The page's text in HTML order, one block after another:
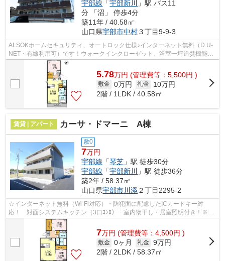
宇部線 「宇部新川
」駅 バス11
分 「沼」 停歩4分
築11年 / 40.58㎡
山口県宇部市中村３丁目9-9-3
ALSOKホームセキュリティ、オートロック仕様♪インターネット無料（D.U-
NET・有線利用可）です！ウォークインクローゼット、浴室一坪追焚機能
付、対面キッチン、エアコン2台付いてます！
5.78万円 (管理費等：5,500円 )
敷金 0万円 礼金
10万円
2階 / 1LDK / 40.58㎡
賃貸 | アパート カーサ・ドマーニ A棟
敷0
7万円
宇部線 「琴芝 」駅 徒歩30分
宇部線 「宇部新川
」駅 徒歩36分
築2年 / 58.37㎡
山口県宇部市川添２丁目2295-2
☆インターネット無料（Wi-Fi対応）・防犯面に配慮したICカードキー対
応！ 対面システムキッチン（3口ｺﾝﾛ）・室内物干し・居室照明付き！※ゴ
ミは民間業者回収
7万円 (管理費等：4,500円 )
敷金 0ヶ月 礼金 9万円
2階 / 2LDK / 58.37㎡